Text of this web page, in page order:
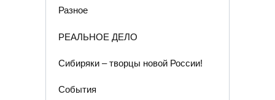
Разное
РЕАЛЬНОЕ ДЕЛО
Сибиряки – творцы новой России!
События